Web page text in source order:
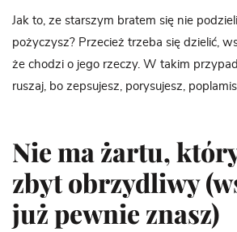
Jak to, ze starszym bratem się nie
pożyczysz? Przecież trzeba się dzielić,
że chodzi o jego rzeczy. W takim
ruszaj, bo zepsujesz, porysujesz,
Nie ma żartu,
zbyt obrzydliwy
już pewnie znasz)